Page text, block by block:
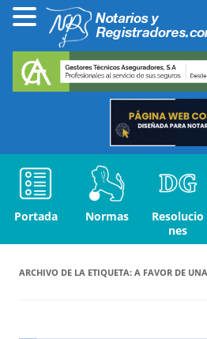
Portada Normas
Resolucio
nes
ARCHIVO DE LA ETIQUETA: A FAVOR DE